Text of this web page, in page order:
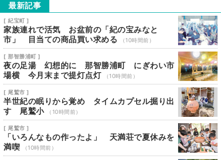
最新記事
[ 紀宝町 ]
家族連れで活気 お盆前の「紀の宝みなと
市」 目当ての商品買い求める
（10時間前）
[ 那智勝浦町 ]
夜の足湯 幻想的に 那智勝浦町 にぎわい市
場横 今月末まで提灯点灯
（10時間前）
[ 尾鷲市 ]
半世紀の眠りから覚め タイムカプセル掘り出
す 尾鷲小
（10時間前）
[ 尾鷲市 ]
「いろんなもの作ったよ」 天満荘で夏休みを
満喫
（10時間前）